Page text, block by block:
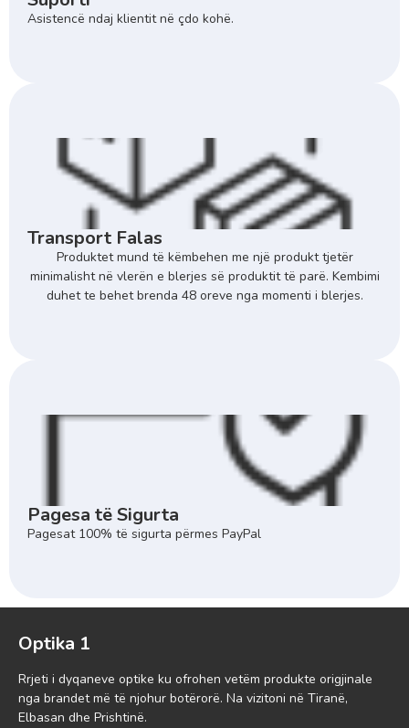
Asistencë ndaj klientit në çdo kohë.
Transport Falas
Produktet mund të këmbehen me një produkt tjetër
minimalisht në vlerën e blerjes së produktit të parë. Kembimi
duhet te behet brenda 48 oreve nga momenti i blerjes.
Pagesa të Sigurta
Pagesat 100% të sigurta përmes PayPal
Optika 1
Rrjeti i dyqaneve optike ku ofrohen vetëm produkte origjinale
nga brandet më të njohur botërorë. Na vizitoni në Tiranë,
Elbasan dhe Prishtinë.